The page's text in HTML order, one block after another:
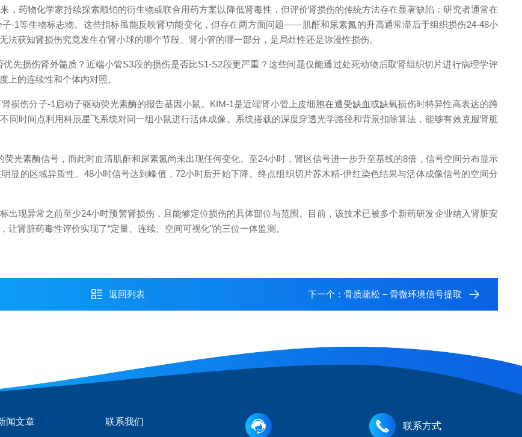
，药物化学家持续探索顺铂的衍生物或联合用药方案以降低肾毒性，但评价肾损伤的传统方法存在显著缺陷：研究者通常在
-1等生物标志物。这些指标虽能反映肾功能变化，但存在两方面问题——肌酐和尿素氮的升高通常滞后于组织损伤24-48小
获知肾损伤究竟发生在肾小球的哪个节段、肾小管的哪一部分，是局灶性还是弥漫性损伤。
先损伤肾外髓质？近端小管S3段的损伤是否比S1-S2段更严重？这些问题仅能通过处死动物后取肾组织切片进行病理学评
上的连续性和个体内对照。
损伤分子-1启动子驱动荧光素酶的报告基因小鼠。KIM-1是近端肾小管上皮细胞在遭受缺血或缺氧损伤时特异性高表达的跨
同时间点利用科辰星飞系统对同一组小鼠进行活体成像。系统搭载的深度穿透光学路径和背景扣除算法，能够有效克服肾脏
光素酶信号，而此时血清肌酐和尿素氮尚未出现任何变化。至24小时，肾区信号进一步升至基线的8倍，信号空间分布显示
显的区域异质性。48小时信号达到峰值，72小时后开始下降。终点组织切片苏木精-伊红染色结果与活体成像信号的空间分
出现异常之前至少24小时预警肾损伤，且能够定位损伤的具体部位与范围。目前，该技术已被多个新药研发企业纳入肾脏安
肾脏药毒性评价实现了“定量、连续、空间可视化"的三位一体监测。
返回列表 下一个： 骨质疏松 – 骨微环境信号提取
闻文章 联系我们 联系方式